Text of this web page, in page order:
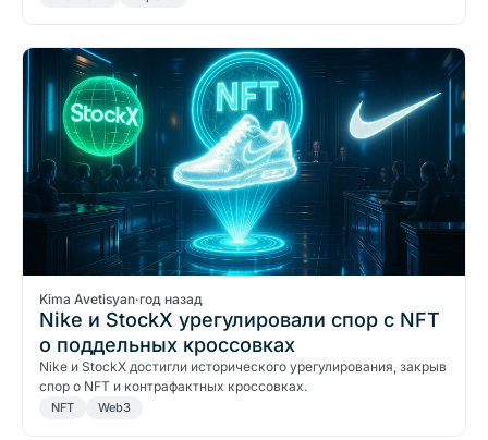
Kima Avetisyan·год назад
Nike и StockX урегулировали спор с NFT
о поддельных кроссовках
Nike и StockX достигли исторического урегулирования, закрыв
спор о NFT и контрафактных кроссовках.
NFT Web3